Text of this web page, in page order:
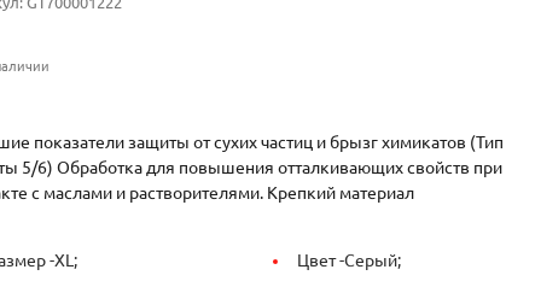
показатели защиты от сухих частиц и брызг химикатов (Тип
5/6) Обработка для повышения отталкивающих свойств при
с маслами и растворителями. Крепкий материал
-ХL; Цвет -Серый;